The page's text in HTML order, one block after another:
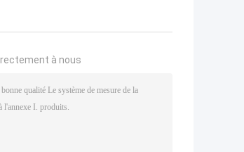
à nous